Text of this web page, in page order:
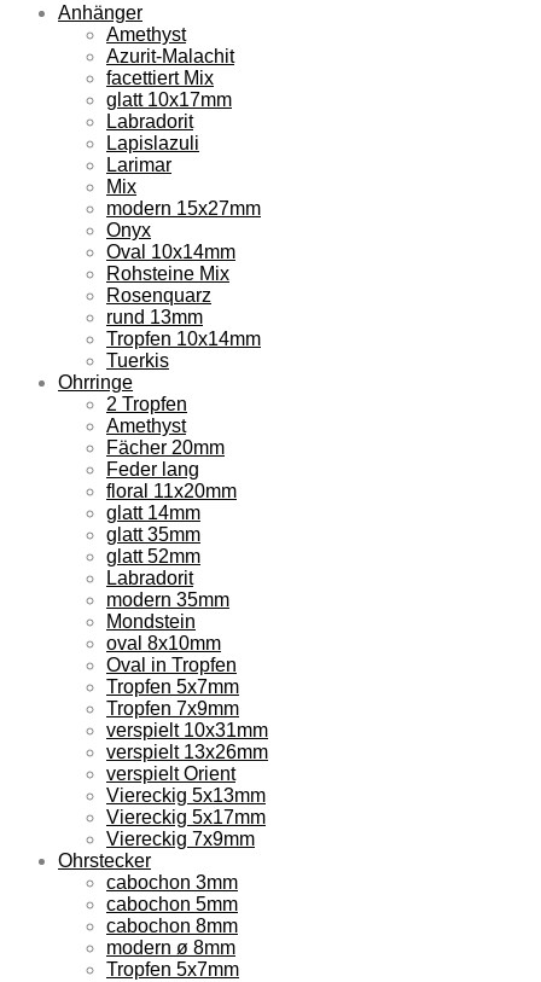
Anhänger
Amethyst
Azurit-Malachit
facettiert Mix
glatt 10x17mm
Labradorit
Lapislazuli
Larimar
Mix
modern 15x27mm
Onyx
Oval 10x14mm
Rohsteine Mix
Rosenquarz
rund 13mm
Tropfen 10x14mm
Tuerkis
Ohrringe
2 Tropfen
Amethyst
Fächer 20mm
Feder lang
floral 11x20mm
glatt 14mm
glatt 35mm
glatt 52mm
Labradorit
modern 35mm
Mondstein
oval 8x10mm
Oval in Tropfen
Tropfen 5x7mm
Tropfen 7x9mm
verspielt 10x31mm
verspielt 13x26mm
verspielt Orient
Viereckig 5x13mm
Viereckig 5x17mm
Viereckig 7x9mm
Ohrstecker
cabochon 3mm
cabochon 5mm
cabochon 8mm
modern ø 8mm
Tropfen 5x7mm